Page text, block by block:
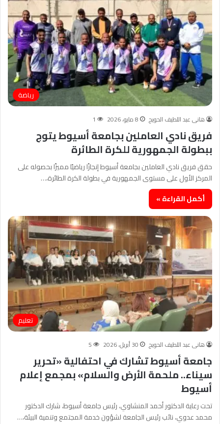
رياضة
هانى عبد اللطيف الحويج 8 مايو، 2026 1
فريق نادي العاملين بجامعة أسيوط يتوج
ببطولة الجمهورية للكرة الطائرة
حقق فريق نادي العاملين بجامعة أسيوط إنجازًا رياضيًا مميزًا بحصوله على
المركز الأول على مستوى الجمهورية في بطولة الكرة الطائرة،…
أكمل القراءة »
تعليم
هانى عبد اللطيف الحويج 30 أبريل، 2026 5
جامعة أسيوط تشارك في احتفالية «تحرير
سيناء.. ملحمة الأرض والسلام» بمجمع إعلام
أسيوط
تحت رعاية الدكتور أحمد المنشاوي، رئيس جامعة أسيوط، شارك الدكتور
محمد عدوي، نائب رئيس الجامعة لشؤون خدمة المجتمع وتنمية البيئة،…